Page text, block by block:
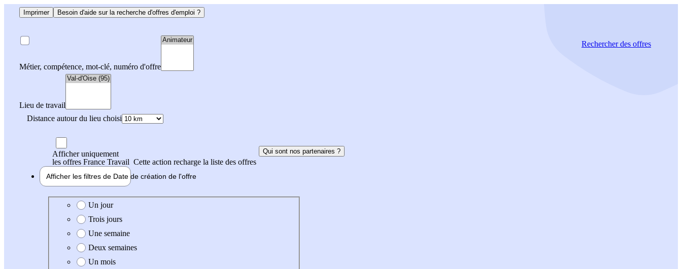
Imprimer Besoin d'aide sur la recherche d'offres d'emploi ?
Métier, compétence, mot-clé, numéro d'offre
Lieu de travail
Distance autour du lieu choisi
Rechercherdes offres
Afficher uniquement
les offres France Travail Cette action recharge la liste des offres
Qui sont nos partenaires ?
Afficher les filtres de Date de création de l'offre
Date de création de l'offre
Un jour
Trois jours
Une semaine
Deux semaines
Un mois